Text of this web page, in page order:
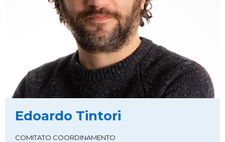
Edoardo Tintori
COMITATO COORDINAMENTO